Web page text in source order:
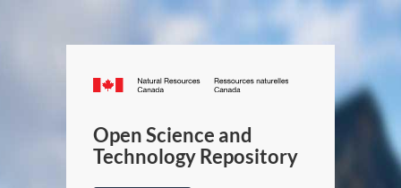
Canada.ca
/
Canada
Open Science and
Technology Repository